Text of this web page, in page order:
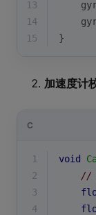
13
14
15
}
加速度计
C
1 void
2
//
3
4